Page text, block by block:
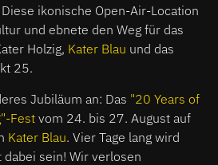
Diese ikonische Open-Air-Location
und ebnete den Weg für das
Holzig, Kater Blau und das
25.
Jubiläum an: Das "20 Years of
Festvom 24. bis 27. August auf
Kater Blau. Vier Tage lang wird
sein! Wir verlosen